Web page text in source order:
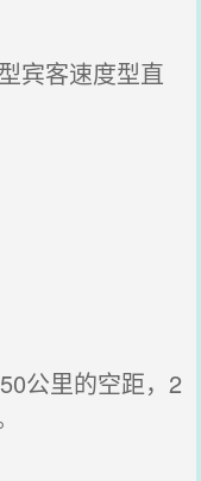
宾客速度型直
公里的空距，2